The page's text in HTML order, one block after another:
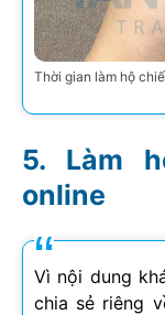
Thời gian làm hộ
Làm
online
Vì nội dung
chia sẻ riêng